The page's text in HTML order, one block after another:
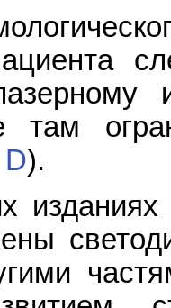
там
D).
изданиях